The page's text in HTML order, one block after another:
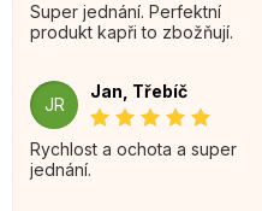
Super jednání. Perfektní
produkt kapři to zbožňují.
JR
Jan, Třebíč
Rychlost a ochota a super
jednání.